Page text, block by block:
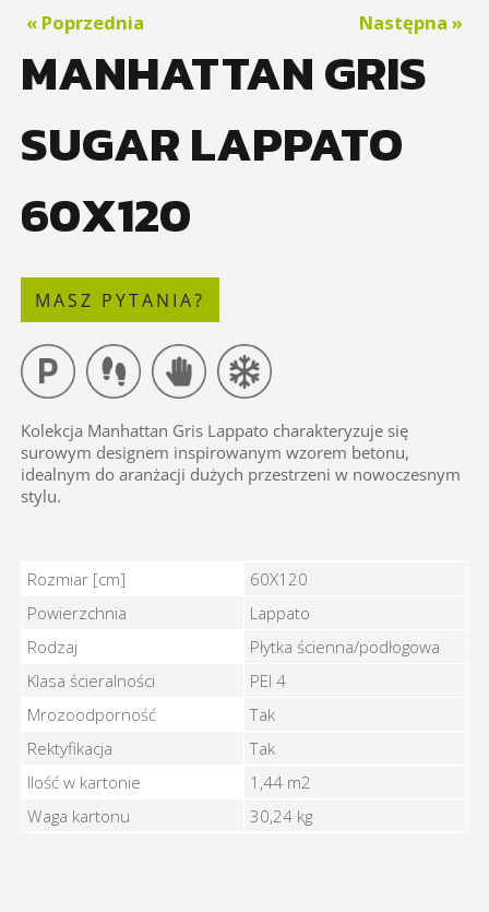
« Poprzednia Następna »
MANHATTAN GRIS
SUGAR LAPPATO
60X120
MASZ PYTANIA?
Kolekcja Manhattan Gris Lappato charakteryzuje się
surowym designem inspirowanym wzorem betonu,
idealnym do aranżacji dużych przestrzeni w nowoczesnym
stylu.
MANHATTAN GRIS SUGAR LAPPATO 60X120 - Cechy
Rozmiar [cm]
60X120
Powierzchnia
Lappato
Rodzaj
Płytka ścienna/podłogowa
Klasa ścieralności
PEI 4
Mrozoodporność
Tak
Rektyfikacja
Tak
Ilość w kartonie
1,44 m2
Waga kartonu
30,24 kg